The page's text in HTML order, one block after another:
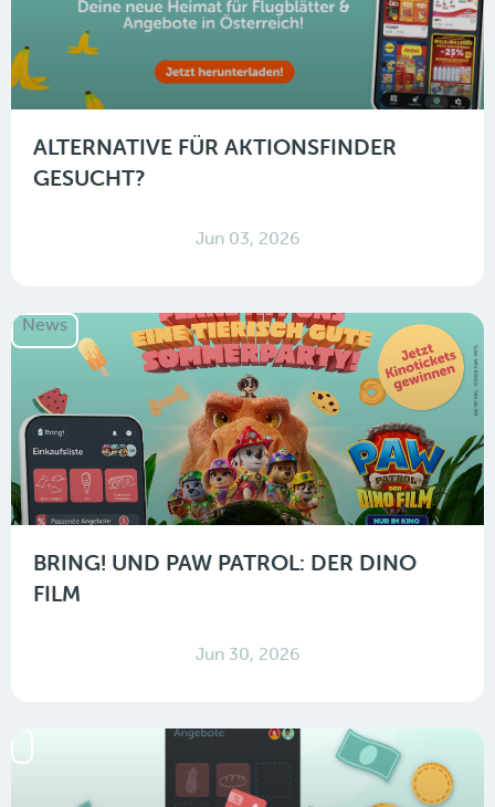
ALTERNATIVE FÜR AKTIONSFINDER
GESUCHT?
Jun 03, 2026
News
BRING! UND PAW PATROL: DER DINO
FILM
Jun 30, 2026